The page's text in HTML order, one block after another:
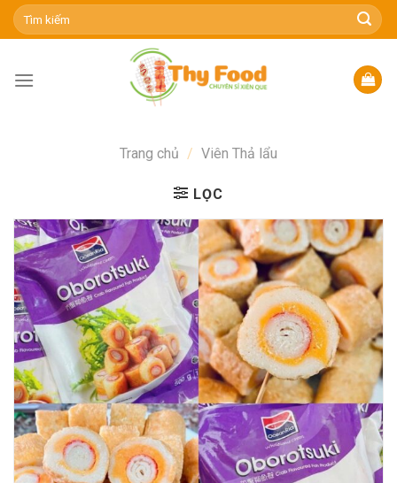
Skip
Tìm
kiếm:
Trang chủ / Viên Thả lẩu
LỌC